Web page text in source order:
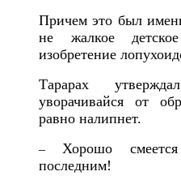
Причем это был
не жалкое
изобретение
Тарарах
уворачивайся от
равно налипнет.
– Хорошо
последним!